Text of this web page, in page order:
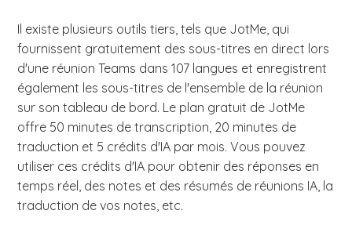
Il existe plusieurs outils tiers, tels que JotMe, qui
fournissent gratuitement des sous-titres en direct lors
d'une réunion Teams dans 107 langues et enregistrent
également les sous-titres de l'ensemble de la réunion
sur son tableau de bord. Le plan gratuit de JotMe
offre 50 minutes de transcription, 20 minutes de
traduction et 5 crédits d'IA par mois. Vous pouvez
utiliser ces crédits d'IA pour obtenir des réponses en
temps réel, des notes et des résumés de réunions IA, la
traduction de vos notes, etc.